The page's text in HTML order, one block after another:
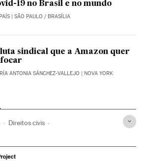
19 no Brasil e no mundo
| SÃO PAULO / BRASÍLIA
sindical que a Amazon quer
ANTONIA SÁNCHEZ-VALLEJO | NOVA YORK
Direitos civis
Direito trabalhista